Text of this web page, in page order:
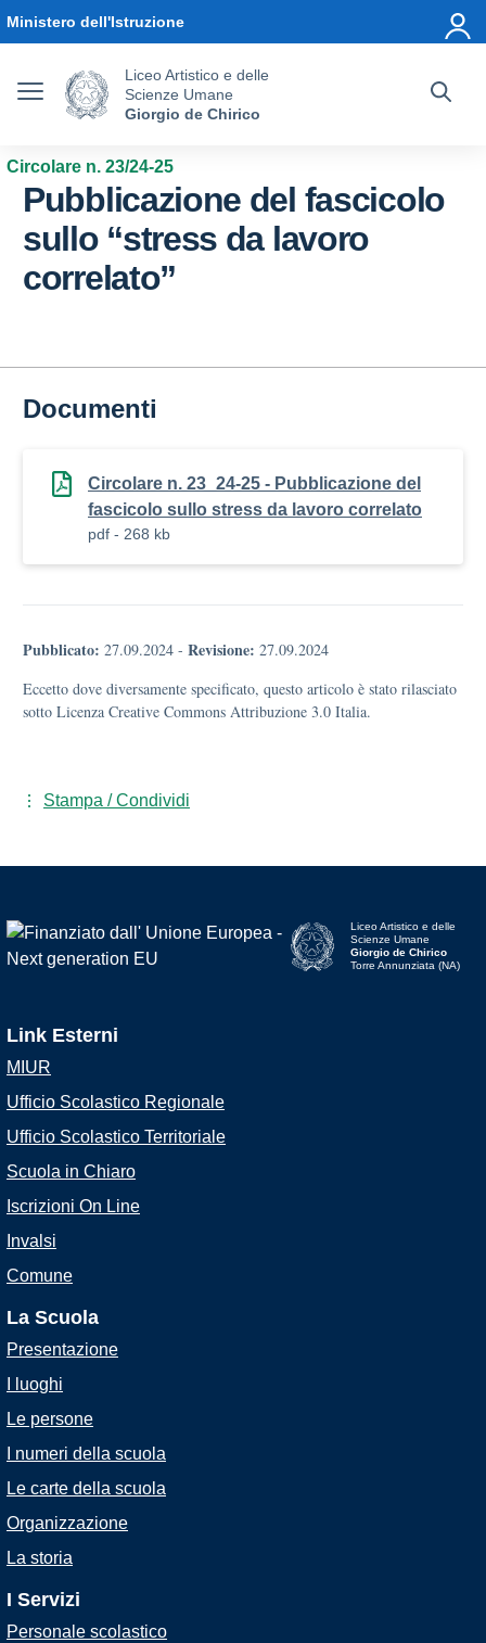
Ministero dell'Istruzione
Liceo Artistico e delle
Scienze Umane
Giorgio de Chirico
Circolare n. 23/24-25
Pubblicazione del fascicolo
sullo “stress da lavoro
correlato”
Documenti
Circolare n. 23_24-25 - Pubblicazione del
fascicolo sullo stress da lavoro correlato
pdf - 268 kb
Pubblicato: 27.09.2024 - Revisione: 27.09.2024
Eccetto dove diversamente specificato, questo articolo è stato rilasciato
sotto Licenza Creative Commons Attribuzione 3.0 Italia.
Stampa / Condividi
Liceo Artistico e delle
Scienze Umane
Giorgio de Chirico
Torre Annunziata (NA)
Link Esterni
MIUR
Ufficio Scolastico Regionale
Ufficio Scolastico Territoriale
Scuola in Chiaro
Iscrizioni On Line
Invalsi
Comune
La Scuola
Presentazione
I luoghi
Le persone
I numeri della scuola
Le carte della scuola
Organizzazione
La storia
I Servizi
Personale scolastico